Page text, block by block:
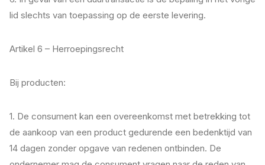
lid slechts van toepassing op de eerste levering.
Artikel 6 – Herroepingsrecht
Bij producten:
1. De consument kan een overeenkomst met betrekking tot
de aankoop van een product gedurende een bedenktijd van
14 dagen zonder opgave van redenen ontbinden. De